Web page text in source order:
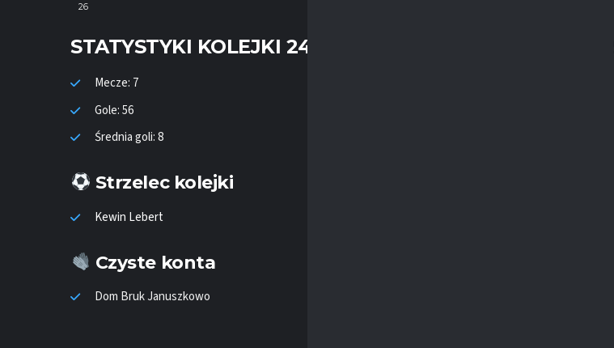
26
STATYSTYKI KOLEJKI 24
Mecze: 7
Gole: 56
Średnia goli: 8
Strzelec kolejki
Kewin Lebert
Czyste konta
Dom Bruk Januszkowo
STATYSTYKI KOLEJKI